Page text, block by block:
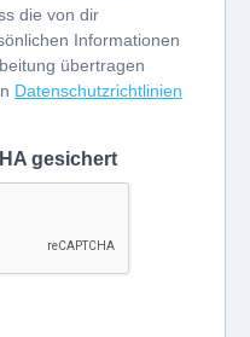
die von dir
Informationen
übertragen
Datenschutzrichtlinien
gesichert